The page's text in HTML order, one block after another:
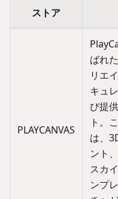
ストア
PLAYCANVAS
ばれ
リエ
キュ
び提
ト。
は、
ント
スカ
ンプ